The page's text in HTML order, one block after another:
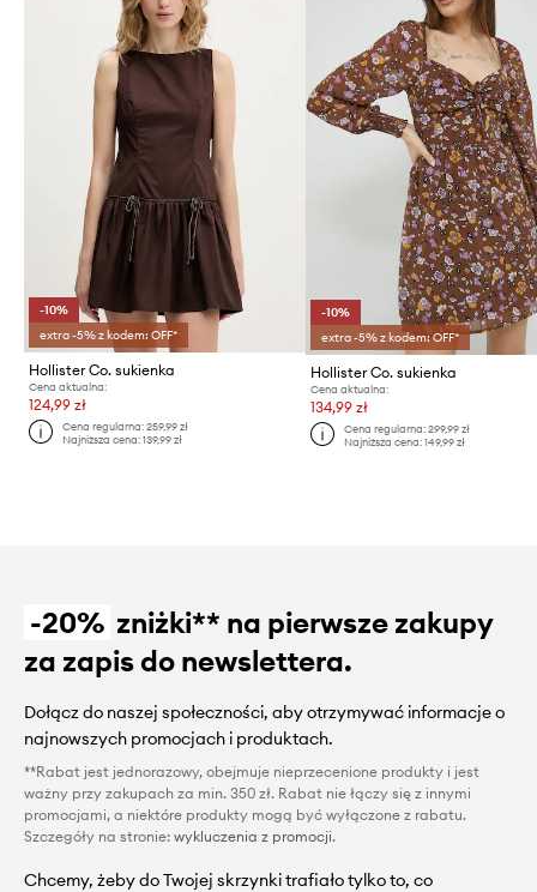
-10%
extra -5% z kodem: OFF*
Hollister Co. sukienka
Cena aktualna:
124,99 zł
Cena regularna:259,99 zł
Najniższa cena:139,99 zł
-10%
extra -5% z kodem: OFF*
Hollister Co. sukienka
Cena aktualna:
134,99 zł
Cena regularna: 299,99 zł
Najniższa cena: 149,99 zł
-20% zniżki** na pierwsze zakupy
za zapis do newslettera.
Dołącz do naszej społeczności, aby otrzymywać informacje o
najnowszych promocjach i produktach.
**Rabat jest jednorazowy, obejmuje nieprzecenione produkty i jest
ważny przy zakupach za min. 350 zł. Rabat nie łączy się z innymi
promocjami, a niektóre produkty mogą być wyłączone z rabatu.
Szczegóły na stronie: wykluczenia z promocji.
Chcemy, żeby do Twojej skrzynki trafiało tylko to, co